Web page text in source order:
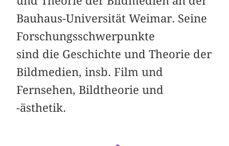
Bauhaus-Universität Weimar. Seine
Forschungsschwerpunkte
sind die Geschichte und Theorie der
Bildmedien, insb. Film und
Fernsehen, Bildtheorie und
-ästhetik.